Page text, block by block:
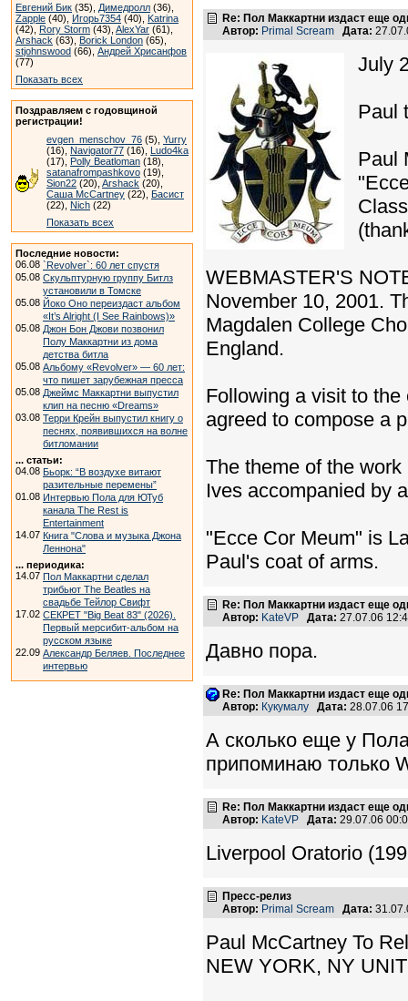
Евгений Бик (35), Димедролл (36),
Zapple (40), Игорь7354 (40), Katrina
(42), Rory Storm (43), AlexYar (61),
Arshack (63), Borick London (65),
stjohnswood (66), Андрей Хрисанфов
(77)
Показать всех
Поздравляем с годовщиной
регистрации!
evgen_menschov_76 (5), Yurry
(16), Navigator77 (16), Ludo4ka
(17), Polly Beatloman (18),
satanafrompashkovo (19),
Sion22 (20), Arshack (20),
Саша McCartney (22), Басист
(22), Nich (22)
Показать всех
Последние новости:
06.08 `Revolver`: 60 лет спустя
05.08 Скульптурную группу Битлз
установили в Томске
05.08 Йоко Оно переиздаст альбом
«It’s Alright (I See Rainbows)»
05.08 Джон Бон Джови позвонил
Полу Маккартни из дома
детства битла
05.08 Альбому «Revolver» — 60 лет:
что пишет зарубежная пресса
05.08 Джеймс Маккартни выпустил
клип на песню «Dreams»
03.08 Терри Крейн выпустил книгу о
песнях, появившихся на волне
битломании
... статьи:
04.08 Бьорк: “В воздухе витают
разительные перемены”
01.08 Интервью Пола для ЮТуб
канала The Rest is
Entertainment
14.07 Книга "Слова и музыка Джона
Леннона"
... периодика:
14.07 Пол Маккартни сделал
трибьют The Beatles на
свадьбе Тейлор Свифт
17.02 СЕКРЕТ "Big Beat 83" (2026).
Первый мерсибит-альбом на
русском языке
22.09 Александр Беляев. Последнее
интервью
Re: Пол Маккартни издаст еще
Автор: Primal Scream Дата:
July
Paul
Paul
WEBMASTER'S
November 10, 2001.
Magdalen College
England.
Following a visit to
agreed to compose a
The theme of the
Ives accompanied by
"Ecce Cor Meum" is
Paul's coat of arms.
Re: Пол Маккартни издаст еще
Автор: KateVP Дата: 27.07.06
Давно пора.
Re: Пол Маккартни издаст еще
Автор: Кукумалу Дата: 28.07.06
А сколько еще у
припоминаю только
Re: Пол Маккартни издаст еще
Автор: KateVP Дата: 29.07.06
Liverpool Oratorio
Пресс-релиз
Автор: Primal Scream Дата:
Paul McCartney To
NEW YORK, NY